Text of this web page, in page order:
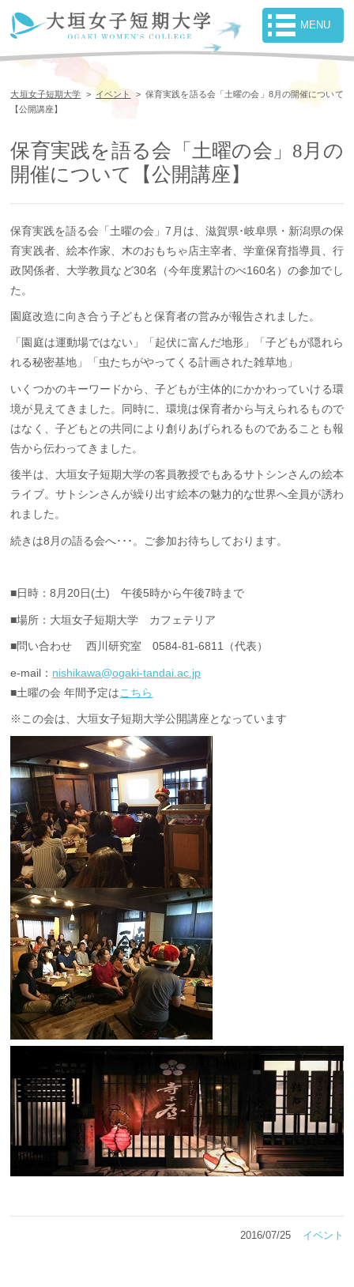
大垣女子短期大学 > イベント > 保育実践を語る会「土曜の会」8月の開催について
【公開講座】
保育実践を語る会「土曜の会」8月の
開催について【公開講座】
保育実践を語る会「土曜の会」7月は、滋賀県･岐阜県・新潟県の保
育実践者、絵本作家、木のおもちゃ店主宰者、学童保育指導員、行
政関係者、大学教員など30名（今年度累計のべ160名）の参加でし
た。
園庭改造に向き合う子どもと保育者の営みが報告されました。
「園庭は運動場ではない」「起伏に富んだ地形」「子どもが隠れら
れる秘密基地」「虫たちがやってくる計画された雑草地」
いくつかのキーワードから、子どもが主体的にかかわっていける環
境が見えてきました。同時に、環境は保育者から与えられるもので
はなく、子どもとの共同により創りあげられるものであることも報
告から伝わってきました。
後半は、大垣女子短期大学の客員教授でもあるサトシンさんの絵本
ライブ。サトシンさんが繰り出す絵本の魅力的な世界へ全員が誘わ
れました。
続きは8月の語る会へ･･･。ご参加お待ちしております。
■日時：8月20日(土) 午後5時から午後7時まで
■場所：大垣女子短期大学 カフェテリア
■問い合わせ 西川研究室 0584-81-6811（代表）
e-mail： nishikawa@ogaki-tandai.ac.jp
■土曜の会 年間予定はこちら
※この会は、大垣女子短期大学公開講座となっています
2016/07/25 イベント